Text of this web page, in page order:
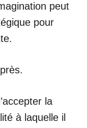
peut
pour
la
à laquelle il